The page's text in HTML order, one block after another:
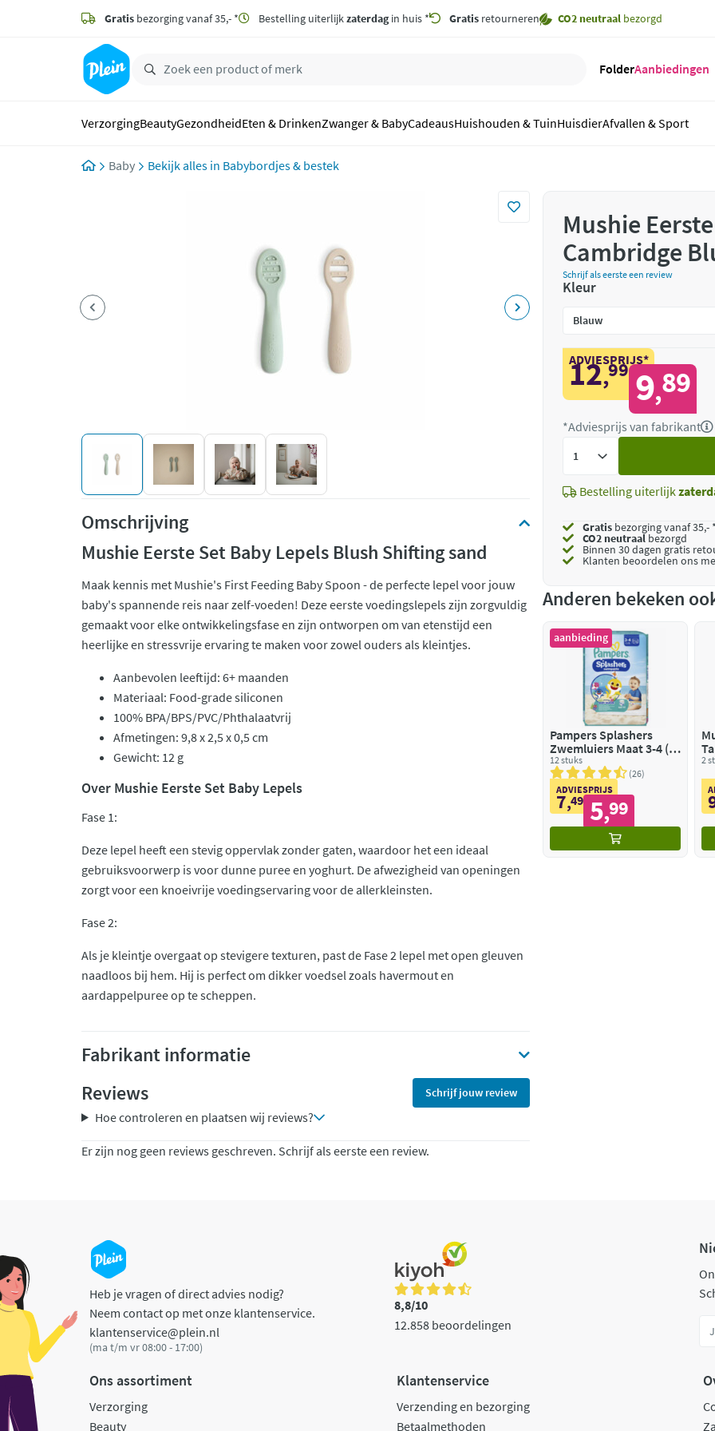
zoeken
hoofdinhoud
Gratis bezorging vanaf 35,- * Bestelling uiterlijkzaterdagin huis * Gratis retourneren CO2 neutraal bezorgd
FolderAanbiedingen
VerzorgingBeautyGezondheidEten & DrinkenZwanger & BabyCadeausHuishouden & TuinHuisdierAfvallen & Sport
Baby Babybordjes & bestek
Omschrijving
Mushie Eerste Set Baby Lepels Blush Shifting sand
Maak kennis met Mushie's First Feeding Baby Spoon - de perfecte lepel voor jouw
baby's spannende reis naar zelf-voeden! Deze eerste voedingslepels zijn zorgvuldig
gemaakt voor elke ontwikkelingsfase en zijn ontworpen om van etenstijd een
heerlijke en stressvrije ervaring te maken voor zowel ouders als kleintjes.
Aanbevolen leeftijd: 6+ maanden
Materiaal: Food-grade siliconen
100% BPA/BPS/PVC/Phthalaatvrij
Afmetingen: 9,8 x 2,5 x 0,5 cm
Gewicht: 12 g
Over Mushie Eerste Set Baby Lepels
Fase 1:
Deze lepel heeft een stevig oppervlak zonder gaten, waardoor het een ideaal
gebruiksvoorwerp is voor dunne puree en yoghurt. De afwezigheid van openingen
zorgt voor een knoeivrije voedingservaring voor de allerkleinsten.
Fase 2:
Als je kleintje overgaat op stevigere texturen, past de Fase 2 lepel met open gleuven
naadloos bij hem. Hij is perfect om dikker voedsel zoals havermout en
aardappelpuree op te scheppen.
Fabrikant informatie
Reviews
Schrijf jouw review
Hoe controleren en plaatsen wij reviews?
Er zijn nog geen reviews geschreven. Schrijf als eerste een review.
Mushie
Cambridge
Schrijf als eerste een review
Kleur
ADVIESPRIJS*
12,99 9,89
*Adviesprijs van fabrikant
Bestelling uiterlijk
Gratis bezorging vanaf 35,- *
CO2 neutraalbezorgd
Binnen 30 dagen gratis
Klanten beoordelen ons
Anderen bekeken
aanbieding
Pampers Splashers
Zwemluiers Maat 3-4 (6-
11 kg)
12 stuks
26
ADVIESPRIJS
7,49 5,99
2
Heb je vragen of direct advies nodig?
Neem contact op met onze klantenservice.
klantenservice@plein.nl
(ma t/m vr 08:00 - 17:00)
8,8/10
12.858 beoordelingen
Ons assortiment
Verzorging
Beauty
Klantenservice
Verzending en bezorging
Betaalmethoden